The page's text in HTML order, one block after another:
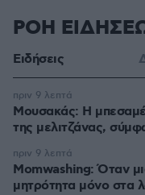
ΡΟΗ
Ειδήσεις
Μουσακάς: Η
της μελιτζάνας,
πριν 9 λεπτά
Momwashing: Όταν
μητρότητα μόνο στα
πριν 9 λεπτά